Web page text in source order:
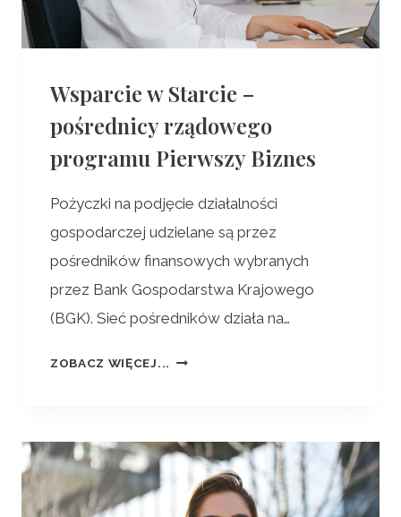
Wsparcie w Starcie –
pośrednicy rządowego
programu Pierwszy Biznes
Pożyczki na podjęcie działalności
gospodarczej udzielane są przez
pośredników finansowych wybranych
przez Bank Gospodarstwa Krajowego
(BGK). Sieć pośredników działa na…
ZOBACZ WIĘCEJ...